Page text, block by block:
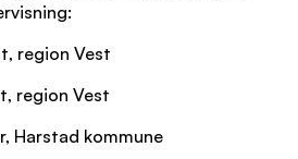
region Vest
region Vest
Harstad kommune